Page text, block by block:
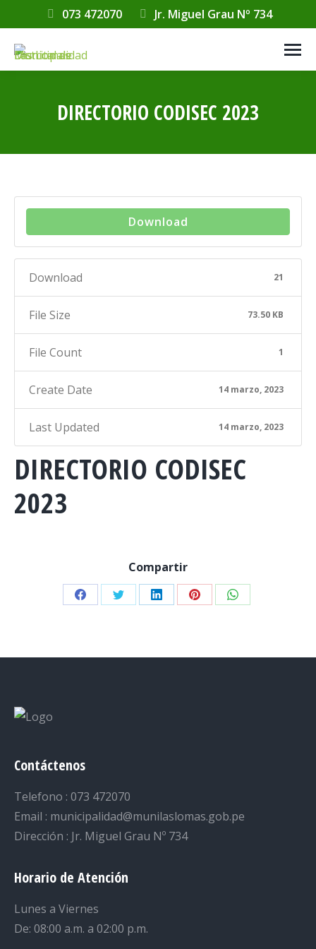
073 472070 Jr. Miguel Grau Nº 734
DIRECTORIO CODISEC 2023
Download
Download 21
File Size 73.50 KB
File Count 1
Create Date 14 marzo, 2023
Last Updated 14 marzo, 2023
DIRECTORIO CODISEC
2023
Compartir
Share Share Share Share Share
Contáctenos
Telefono : 073 472070
Email : municipalidad@munilaslomas.gob.pe
Dirección : Jr. Miguel Grau Nº 734
Horario de Atención
Lunes a Viernes
De: 08:00 a.m. a 02:00 p.m.